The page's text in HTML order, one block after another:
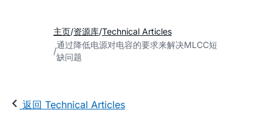
主页 资源库 Technical Articles
通过降低电源对电容的要求来解决MLCC短
缺问题
返回 Technical Articles